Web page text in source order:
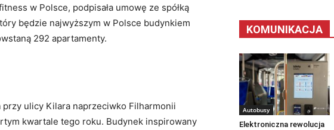
w Polsce, podpisała umowę ze spółką
będzie najwyższym w Polsce budynkiem
292 apartamenty.
ulicy Kilara naprzeciwko Filharmonii
kwartale tego roku. Budynek inspirowany
KOMUNIKACJA
Autobusy
Elektroniczna rewolucja